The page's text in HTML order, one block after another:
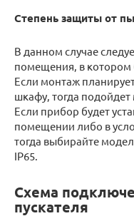
Степень защиты от
В данном случае
помещения, в котором
Если монтаж
шкафу, тогда
Если прибор будет
помещении либо в
тогда выбирайте
IP65.
Схема
пускателя